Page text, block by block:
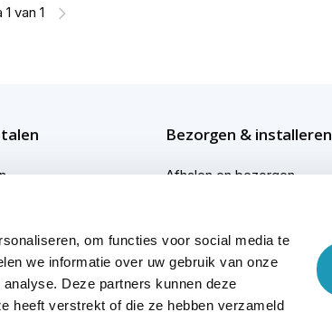
om functies voor social media te
we informatie over uw gebruik van onze
Deze partners kunnen deze
heeft verstrekt of die ze hebben verzameld
1 van 1
Bezorgen & installeren
Afhalen en bezorgen
Bezorginformatie
Professional services